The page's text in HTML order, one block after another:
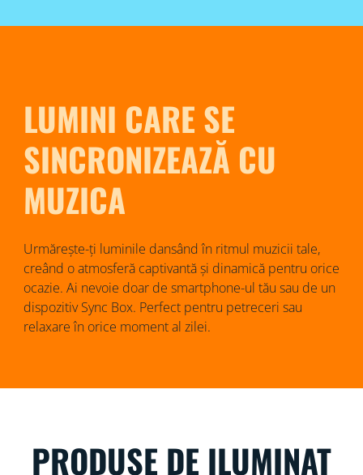
LUMINI CARE SE
SINCRONIZEAZĂ CU
MUZICA
Urmărește-ți luminile dansând în ritmul muzicii tale,
creând o atmosferă captivantă și dinamică pentru orice
ocazie. Ai nevoie doar de smartphone-ul tău sau de un
dispozitiv Sync Box. Perfect pentru petreceri sau
relaxare în orice moment al zilei.
PRODUSE DE ILUMINAT